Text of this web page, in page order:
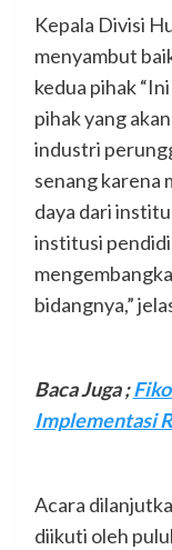
Kepala Divisi
menyambut
kedua pihak
pihak yang
industri
senang karena
daya dari
institusi
bidangnya,”
Baca Juga ;
Implementasi
Acara
diikuti oleh